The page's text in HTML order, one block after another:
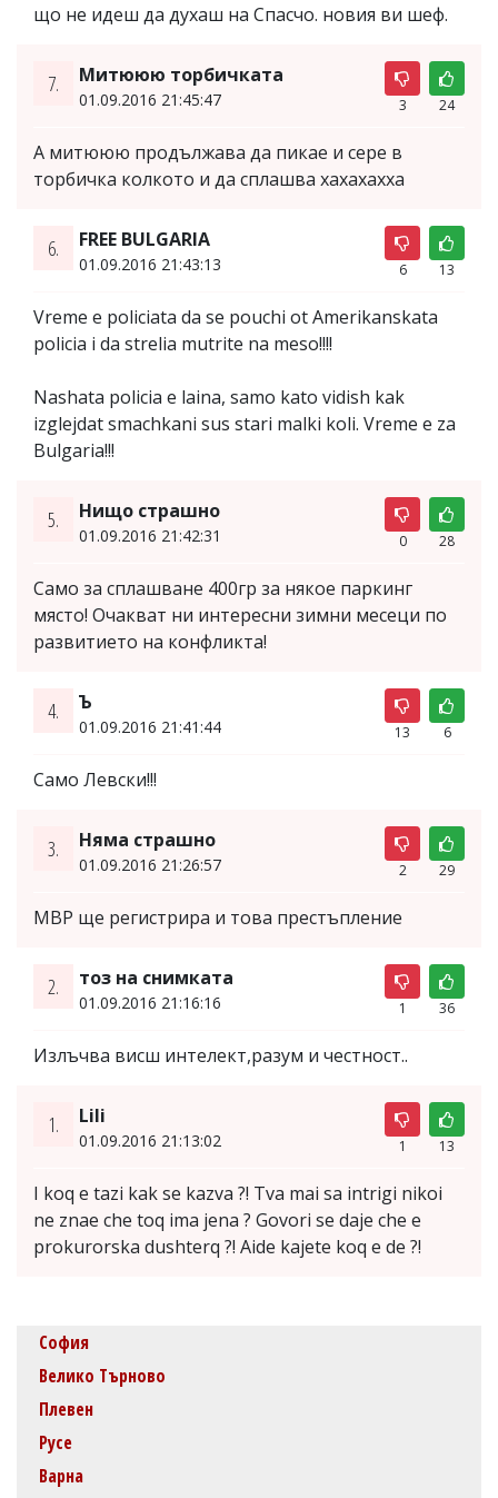
що не идеш да духаш на Спасчо. новия ви шеф.
7. Митююю торбичката
01.09.2016 21:45:47 3 24
А митююю продължава да пикае и сере в
торбичка колкото и да сплашва хахахахха
6. FREE BULGARIA
01.09.2016 21:43:13 6 13
Vreme e policiata da se pouchi ot Amerikanskata
policia i da strelia mutrite na meso!!!!
Nashata policia e laina, samo kato vidish kak
izglejdat smachkani sus stari malki koli. Vreme e za
Bulgaria!!!
5. Нищо страшно
01.09.2016 21:42:31 0 28
Само за сплашване 400гр за някое паркинг
място! Очакват ни интересни зимни месеци по
развитието на конфликта!
4. Ъ
01.09.2016 21:41:44 13 6
Само Левски!!!
3. Няма страшно
01.09.2016 21:26:57 2 29
МВР ще регистрира и това престъпление
2. тоз на снимката
01.09.2016 21:16:16 1 36
Излъчва висш интелект,разум и честност..
1. Lili
01.09.2016 21:13:02 1 13
I koq e tazi kak se kazva ?! Tva mai sa intrigi nikoi
ne znae che toq ima jena ? Govori se daje che e
prokurorska dushterq ?! Aide kajete koq e de ?!
София
Велико Търново
Плевен
Русе
Варна